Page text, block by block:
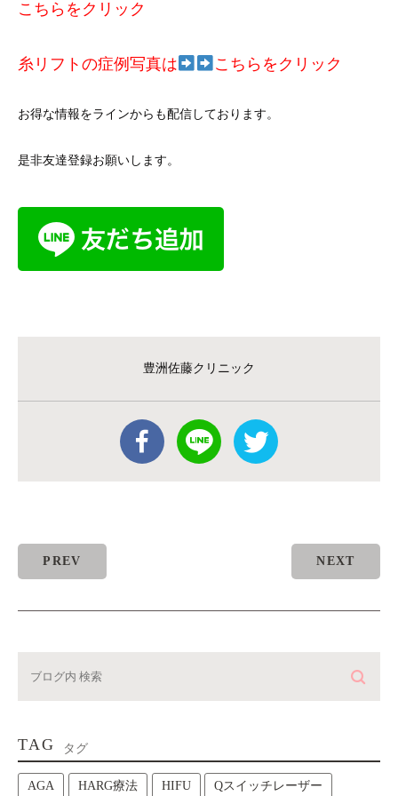
こちらをクリック
糸リフトの症例写真は こちらをクリック
お得な情報をラインからも配信しております。
是非友達登録お願いします。
豊洲佐藤クリニック
PREV NEXT
TAG タグ
AGA HARG療法 HIFU Qスイッチレーザー